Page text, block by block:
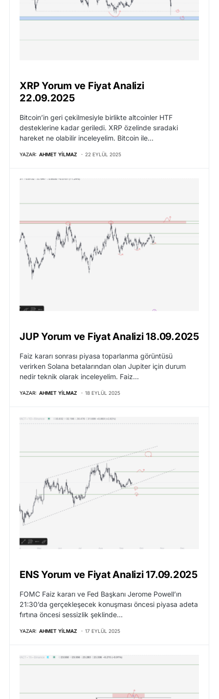
XRP Yorum ve Fiyat Analizi
22.09.2025
Bitcoin’in geri çekilmesiyle birlikte altcoinler HTF
desteklerine kadar geriledi. XRP özelinde sıradaki
hareket ne olabilir inceleyelim. Bitcoin ile…
YAZAR: AHMET YILMAZ 22 EYLÜL 2025
JUP Yorum ve Fiyat Analizi 18.09.2025
Faiz kararı sonrası piyasa toparlanma görüntüsü
verirken Solana betalarından olan Jupiter için durum
nedir teknik olarak inceleyelim. Faiz…
YAZAR: AHMET YILMAZ 18 EYLÜL 2025
ENS Yorum ve Fiyat Analizi 17.09.2025
FOMC Faiz kararı ve Fed Başkanı Jerome Powell’ın
21:30’da gerçekleşecek konuşması öncesi piyasa adeta
fırtına öncesi sessizlik şeklinde…
YAZAR: AHMET YILMAZ 17 EYLÜL 2025